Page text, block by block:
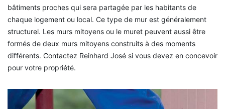
bâtiments proches qui sera partagée par les habitants de
chaque logement ou local. Ce type de mur est généralement
structurel. Les murs mitoyens ou le muret peuvent aussi être
formés de deux murs mitoyens construits à des moments
différents. Contactez Reinhard José si vous devez en concevoir
pour votre propriété.